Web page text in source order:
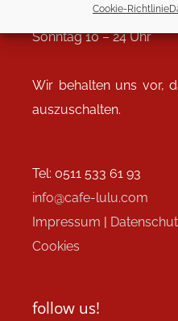
Cookie-Richtlinie
Freitag & Samstag 9 – 2
Sonntag 10 – 24 Uhr
Wir behalten uns vor,
auszuschalten.
Tel: 0511 533 61 93
info@cafe-lulu.com
Impressum |
Cookies
follow us!